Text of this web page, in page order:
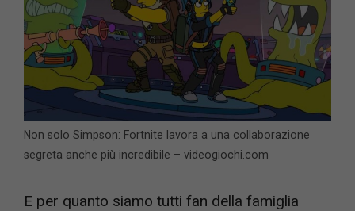
Non solo Simpson: Fortnite lavora a una collaborazione
segreta anche più incredibile – videogiochi.com
E per quanto siamo tutti fan della famiglia